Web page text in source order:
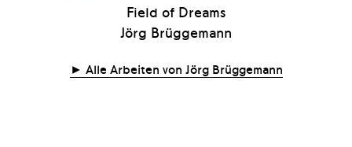
Field of Dreams
Jörg Brüggemann
Alle Arbeiten von Jörg Brüggemann